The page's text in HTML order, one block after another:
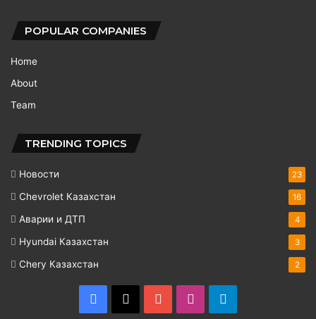
POPULAR COMPANIES
Home
About
Team
TRENDING TOPICS
Новости 23
Chevrolet Казахстан 16
Аварии и ДТП 4
Hyundai Казахстан 3
Chery Казахстан 2
Facebook YouTubeInstagram